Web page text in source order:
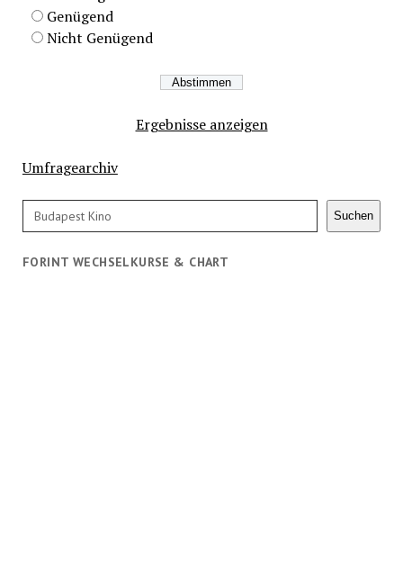
Genügend
Nicht Genügend
Ergebnisse anzeigen
Umfragearchiv
Suchen Suchen
FORINT WECHSELKURSE & CHART